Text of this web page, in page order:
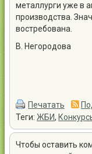
металлурги уже в
производства.
востребована.
В. Негородова
Печатать
Теги: ЖБИ,
Чтобы оставить